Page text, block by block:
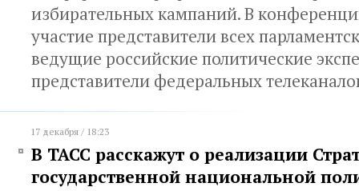
избирательных кампаний. В
участие представители всех
ведущие российские политические
представители федеральных
17 декабря / 18:23
В ТАСС расскажут о реализации
государственной национальной